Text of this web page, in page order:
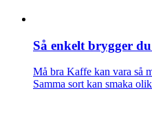
Så enkelt brygger
Må bra Kaffe kan vara så
Samma sort kan smaka